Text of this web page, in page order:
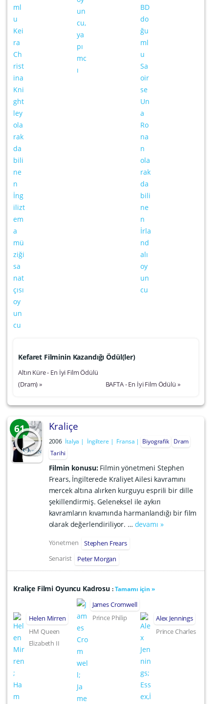
Kefaret Filminin Kazandığı Ödül(ler)
Altın Küre - En İyi Film Ödülü
(Dram) »
BAFTA - En İyi Film Ödülü »
61 Kraliçe
2006 İtalya İngiltere Fransa Biyografik Dram
Tarihi
Filmin konusu: Filmin yönetmeni Stephen
Frears, İngilterede Kraliyet Ailesi kavramını
mercek altına alırken kurguyu esprili bir dille
şekillendirmiş. Geleneksel ile aykırı
kavramların kıvamında harmanlandığı bir film
olarak değerlendiriliyor. … devamı »
Yönetmen
Stephen Frears
Senarist
Peter Morgan
Kraliçe Filmi Oyuncu Kadrosu :Tamamı için »
Helen Mirren
HM Queen
Elizabeth II
James Cromwell
Prince Philip
Alex Jennings
Prince Charles